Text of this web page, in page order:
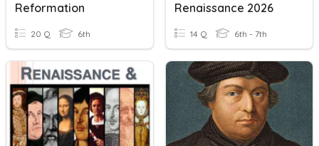
Reformation
20 Q 6th
Renaissance 2026
14 Q 6th - 7th